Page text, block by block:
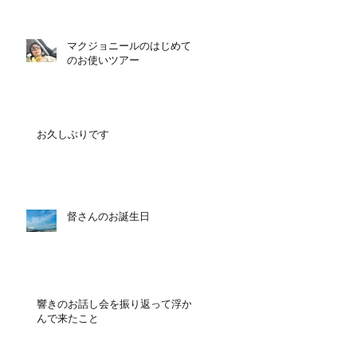
マクジョニールのはじめて
のお使いツアー
お久しぶりです
督さんのお誕生日
響きのお話し会を振り返って浮か
んで来たこと